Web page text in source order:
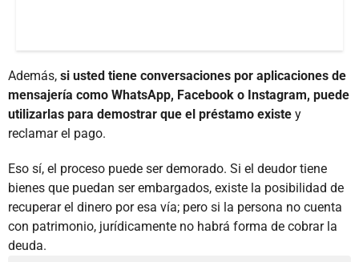
Además, si usted tiene conversaciones por aplicaciones de
mensajería como WhatsApp, Facebook o Instagram, puede
utilizarlas para demostrar que el préstamo existe y
reclamar el pago.
Eso sí, el proceso puede ser demorado. Si el deudor tiene
bienes que puedan ser embargados, existe la posibilidad de
recuperar el dinero por esa vía; pero si la persona no cuenta
con patrimonio, jurídicamente no habrá forma de cobrar la
deuda.